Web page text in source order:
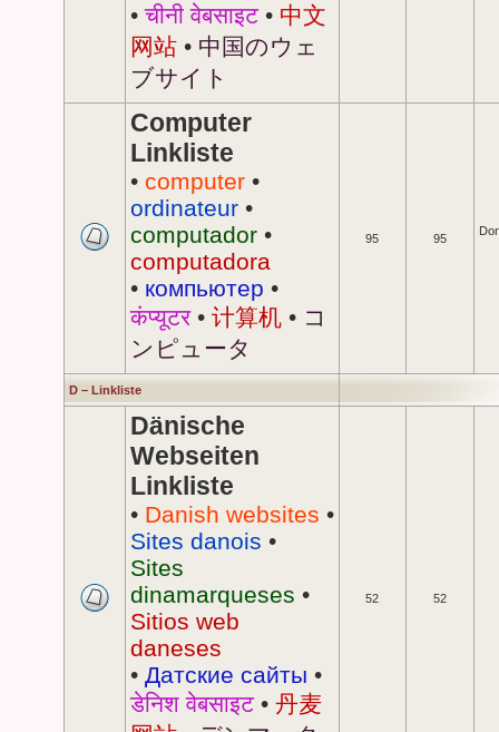
•चीनी वेबसाइट• 中文
网站 • 中国のウェ
ブサイト
Computer
Linkliste
• computer •
ordinateur •
computador •
computadora
• компьютер •
कंप्यूटर• 计算机 • コ
ンピュータ
95 95
D – Linkliste
Dänische
Webseiten
Linkliste
• Danish websites •
Sites danois •
Sites
dinamarqueses •
Sitios web
daneses
• Датские сайты •
डेनिश वेबसाइट• 丹麦
52 52